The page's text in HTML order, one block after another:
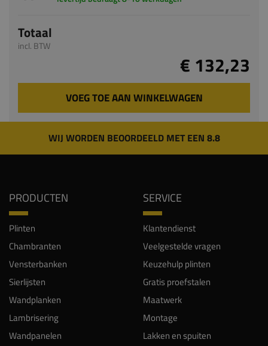
Totaal
incl. BTW
€ 132,23
VOEG TOE AAN WINKELWAGEN
WIJ WORDEN BEOORDEELD MET EEN 8.8
PRODUCTEN
Plinten
Chambranten
Vensterbanken
Sierlijsten
Wandplanken
Lambrisering
Wandpanelen
SERVICE
Klantendienst
Veelgestelde vragen
Keuzehulp plinten
Gratis proefstalen
Maatwerk
Montage
Lakken en spuiten